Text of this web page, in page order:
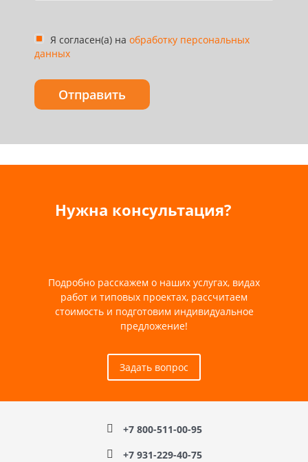
Я согласен(а) на обработку персональных
данных
Нужна консультация?
Подробно расскажем о наших услугах, видах
работ и типовых проектах, рассчитаем
стоимость и подготовим индивидуальное
предложение!
Задать вопрос
+7 800-511-00-95
+7 931-229-40-75